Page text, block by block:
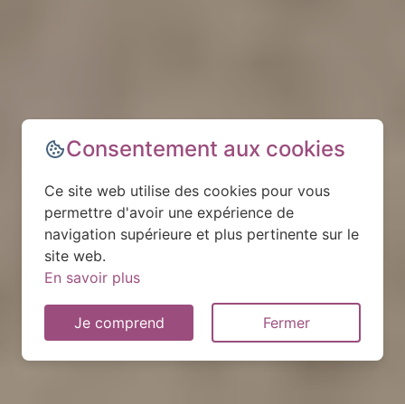
Consentement aux cookies
Ce site web utilise des cookies pour vous
permettre d'avoir une expérience de
navigation supérieure et plus pertinente sur le
site web.
En savoir plus
Je comprend Fermer